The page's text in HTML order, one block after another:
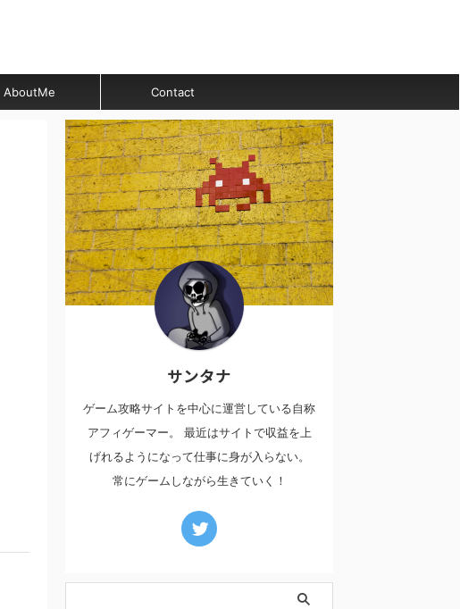
AboutMe Contact
サンタナ
ゲーム攻略サイトを中心に運営している自称
アフィゲーマー。 最近はサイトで収益を上
げれるようになって仕事に身が入らない。
常にゲームしながら生きていく！